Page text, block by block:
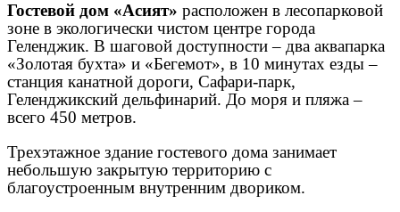
Гостевой дом «Асият» расположен в лесопарковой
зоне в экологически чистом центре города
Геленджик. В шаговой доступности – два аквапарка
«Золотая бухта» и «Бегемот», в 10 минутах езды –
станция канатной дороги, Сафари-парк,
Геленджикский дельфинарий. До моря и пляжа –
всего 450 метров.
Трехэтажное здание гостевого дома занимает
небольшую закрытую территорию с
благоустроенным внутренним двориком.